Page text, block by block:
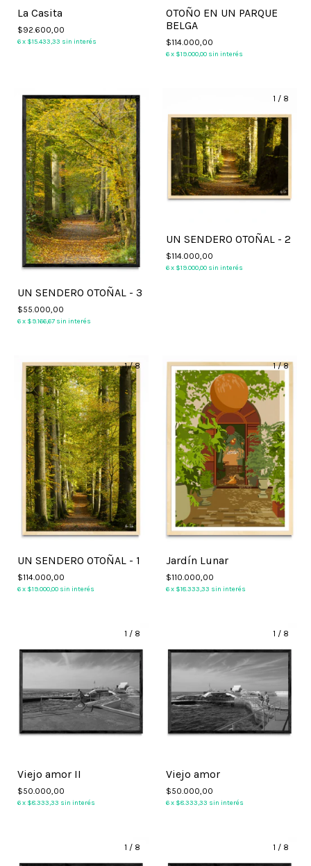
La Casita
$92.600,00
6x $15.433,33 sin interés
OTOÑO EN UN PARQUE
BELGA
$114.000,00
6x $19.000,00 sin interés
1/8
UN SENDERO OTOÑAL - 3
$55.000,00
6x $9.166,67 sin interés
1 / 8
UN SENDERO OTOÑAL - 2
$114.000,00
6x $19.000,00 sin interés
1/8
UN SENDERO OTOÑAL - 1
$114.000,00
6x $19.000,00 sin interés
1/8
Jardín Lunar
$110.000,00
6x $18.333,33 sin interés
1 / 8
Viejo amor II
$50.000,00
6x $8.333,33 sin interés
1 / 8
Viejo amor
$50.000,00
6x $8.333,33 sin interés
1 / 8 1 / 8